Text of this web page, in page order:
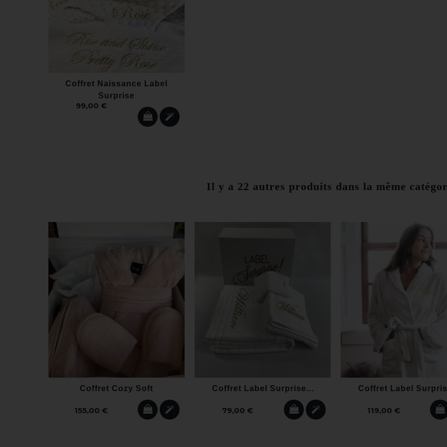
Coffret Naissance Label
Surprise
99,00 €
Il y a 22 autres produits dans la même
Coffret Cozy Soft
155,00 €
Coffret Label Surprise...
79,00 €
Coffret Label
119,00 €